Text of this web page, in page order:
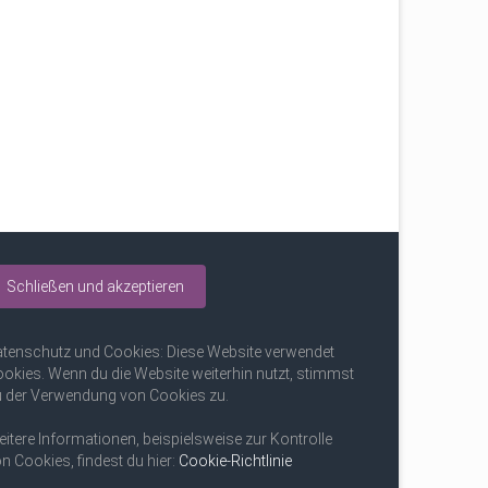
und Cookies: Diese Website verwendet
Wenn du die Website weiterhin nutzt, stimmst
der Verwendung von Cookies zu.
Informationen, beispielsweise zur Kontrolle
Cookies, findest du hier: Cookie-Richtlinie